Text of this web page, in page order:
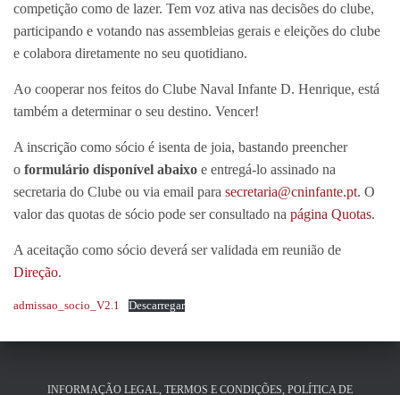
competição como de lazer. Tem voz ativa nas decisões do clube,
participando e votando nas assembleias gerais e eleições do clube
e colabora diretamente no seu quotidiano.
Ao cooperar nos feitos do Clube Naval Infante D. Henrique, está
também a determinar o seu destino. Vencer!
A inscrição como sócio é isenta de joia, bastando preencher
o formulário disponível abaixo e entregá-lo assinado na
secretaria do Clube ou via email para secretaria@cninfante.pt. O
valor das quotas de sócio pode ser consultado na página Quotas.
A aceitação como sócio deverá ser validada em reunião de
Direção.
admissao_socio_V2.1 Descarregar
INFORMAÇÃO LEGAL, TERMOS E CONDIÇÕES, POLÍTICA DE